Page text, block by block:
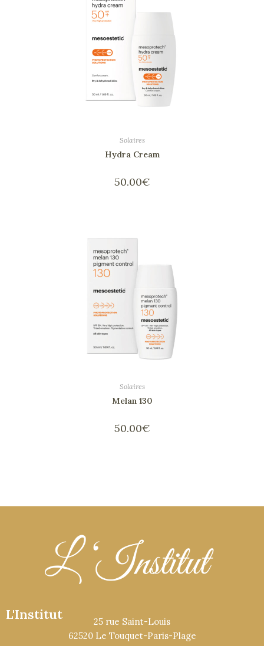
Solaires
Hydra Cream
50.00€
Solaires
Melan 130
50.00€
L'Institut
25 rue Saint-Louis
62520 Le Touquet-Paris-Plage